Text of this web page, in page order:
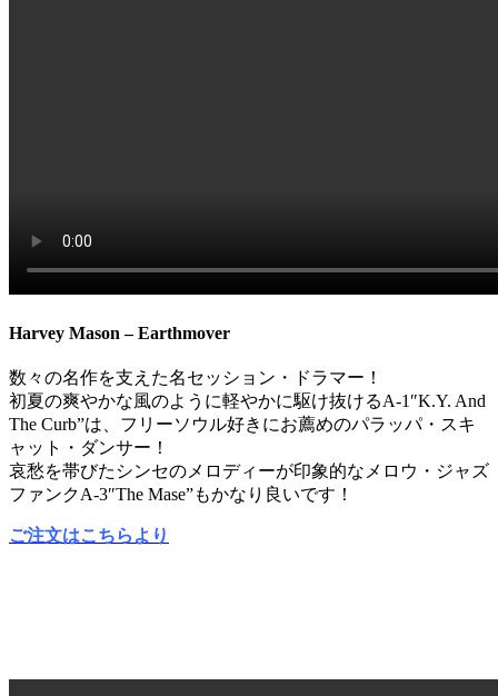
Harvey Mason – Earthmover
数々の名作を支えた名セッション・ドラマー！
初夏の爽やかな風のように軽やかに駆け抜けるA-1″K.Y. And
The Curb”は、フリーソウル好きにお薦めのパラッパ・スキ
ャット・ダンサー！
哀愁を帯びたシンセのメロディーが印象的なメロウ・ジャズ
ファンクA-3″The Mase”もかなり良いです！
ご注文はこちらより